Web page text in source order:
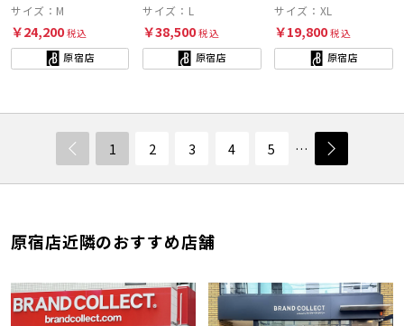
サイズ：M
￥24,200税込
原宿店
サイズ：L
￥38,500税込
原宿店
サイズ：XL
￥19,800税込
原宿店
1 2 3 4 5 …
原宿店近隣のおすすめ店舗